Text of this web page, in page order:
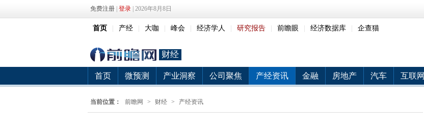
免费注册 登录 | 2026年8月8日
首页 产经 大咖 峰会 经济学人 研究报告 前瞻眼 经济数据库 企查猫
财经
首页 微预测 产业洞察 公司聚焦 产经资讯 金融 房地产 汽车 互联网
当前位置： 前瞻网 > 财经 > 产经资讯